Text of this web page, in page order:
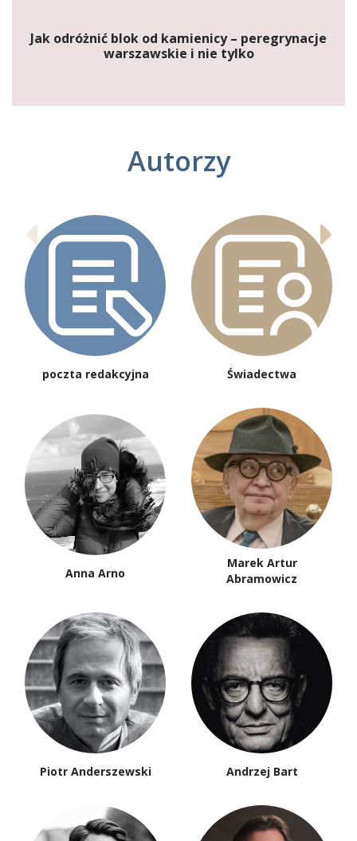
Jak odróżnić blok od kamienicy – peregrynacje
warszawskie i nie tylko
Autorzy
poczta redakcyjna Świadectwa
Anna Arno
Marek Artur
Abramowicz
Piotr Anderszewski Andrzej Bart